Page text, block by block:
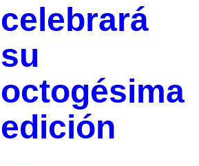
celebrará
su
octogésima
edición